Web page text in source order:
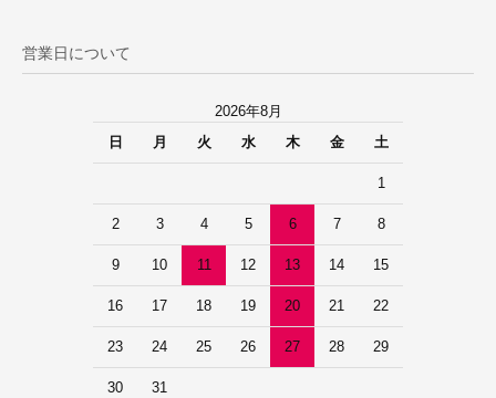
営業日について
2026年8月
日
月 火 水 木 金 土
1
2 3 4 5 6 7 8
9 10 11 12 13 14 15
16 17 18 19 20 21 22
23 24 25 26 27 28 29
30 31